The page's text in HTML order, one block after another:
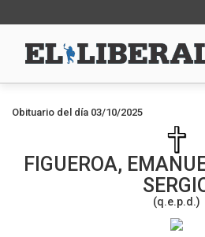
Obituario del día 03/10/2025
FIGUEROA,
(q.e.p.d.)